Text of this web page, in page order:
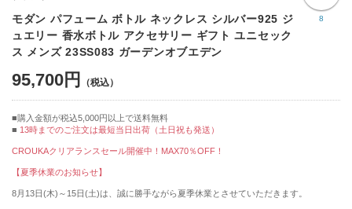
8
モダン パフューム ボトル ネックレス シルバー925 ジ
ュエリー 香水ボトル アクセサリー ギフト ユニセック
ス メンズ 23SS083 ガーデンオブエデン
95,700円
購入金額が税込5,000円以上で送料無料
13時までのご注文は最短当日出荷（土日祝も発送）
CROUKAクリアランスセール開催中！MAX70％OFF！
【夏季休業のお知らせ】
8月13日(木)～15日(土)は、誠に勝手ながら夏季休業とさせていただきます。